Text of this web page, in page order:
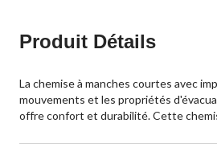
Produit Détails
La chemise à manches courtes avec
mouvements et les propriétés
offre confort et durabilité. Cette